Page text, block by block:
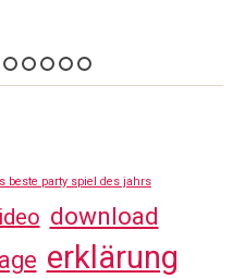
beste party spiel des jahrs
download
erklärung